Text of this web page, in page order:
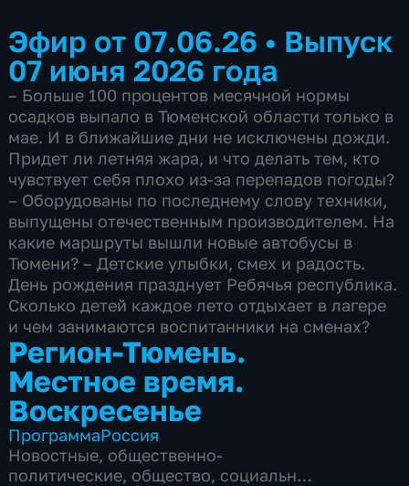
Эфир от 07.06.26 • Выпуск
07 июня 2026 года
– Больше 100 процентов месячной нормы
осадков выпало в Тюменской области только в
мае. И в ближайшие дни не исключены дожди.
Придет ли летняя жара, и что делать тем, кто
чувствует себя плохо из-за перепадов погоды?
– Оборудованы по последнему слову техники,
выпущены отечественным производителем. На
какие маршруты вышли новые автобусы в
Тюмени? – Детские улыбки, смех и радость.
День рождения празднует Ребячья республика.
Сколько детей каждое лето отдыхает в лагере
и чем занимаются воспитанники на сменах?
Регион-Тюмень.
Местное время.
Воскресенье
ПрограммаРоссия
Новостные, общественно-
политические, общество, социально-